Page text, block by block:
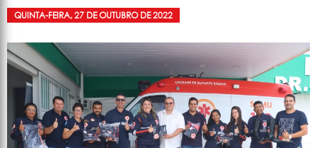
QUINTA-FEIRA, 27 DE OUTUBRO DE 2022